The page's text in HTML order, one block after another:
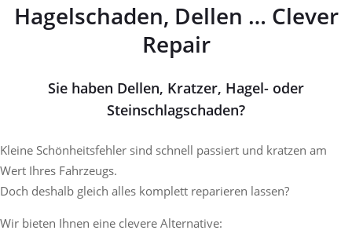
Hagelschaden, Dellen … Clever
Repair
Sie haben Dellen, Kratzer, Hagel- oder
Steinschlagschaden?
Kleine Schönheitsfehler sind schnell passiert und kratzen am
Wert Ihres Fahrzeugs.
Doch deshalb gleich alles komplett reparieren lassen?
Wir bieten Ihnen eine clevere Alternative: